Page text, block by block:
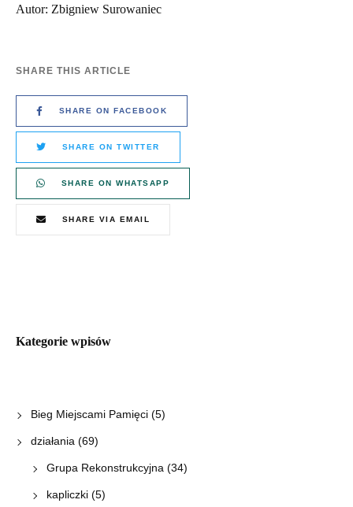
Autor: Zbigniew Surowaniec
SHARE THIS ARTICLE
SHARE ON FACEBOOK
SHARE ON TWITTER
SHARE ON WHATSAPP
SHARE VIA EMAIL
Kategorie wpisów
Bieg Miejscami Pamięci(5)
działania(69)
Grupa Rekonstrukcyjna(34)
kapliczki(5)